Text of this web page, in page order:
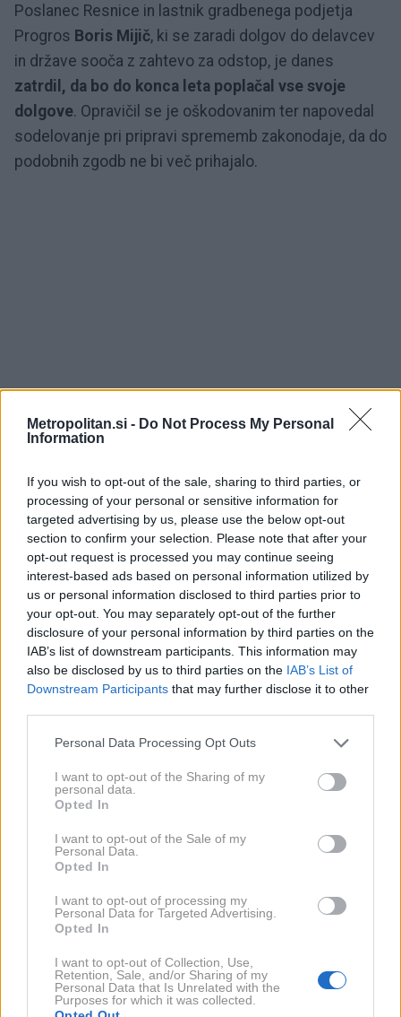
Metropolitan.si - Do Not Process My Personal
Information
If you wish to opt-out of the sale, sharing to third parties, or
processing of your personal or sensitive information for
targeted advertising by us, please use the below opt-out
section to confirm your selection. Please note that after your
opt-out request is processed you may continue seeing
interest-based ads based on personal information utilized by
us or personal information disclosed to third parties prior to
your opt-out. You may separately opt-out of the further
disclosure of your personal information by third parties on the
IAB’s list of downstream participants. This information may
also be disclosed by us to third parties on the IAB’s List of
Downstream Participants that may further disclose it to other
Please note that this website/app uses one or more Google
not limited to your visit or usage behaviour. You may click to
grant or deny consent to Google and its third-party tags to
use your data for below specified purposes in below Google
consent section.
Personal Data Processing Opt Outs
I want to opt-out of the Sharing of my
personal data.
Opted In
I want to opt-out of the Sale of my
Personal Data.
Opted In
I want to opt-out of processing my
Personal Data for Targeted Advertising.
Opted In
I want to opt-out of Collection, Use,
Retention, Sale, and/or Sharing of my
Personal Data that Is Unrelated with the
Purposes for which it was collected.
Poslanec Resnice in lastnik gradbenega podjetja
Progros Boris Mijič, ki se zaradi dolgov do delavcev
in države sooča z zahtevo za odstop, je danes
zatrdil, da bo do konca leta poplačal vse svoje
dolgove. Opravičil se je oškodovanim ter napovedal
sodelovanje pri pripravi sprememb zakonodaje, da do
podobnih zgodb ne bi več prihajalo.
Opravičil se je celotni Sloveniji
neporavnanih obveznosti več naročnikov in poslovnih
partnerjev znašlo v finančni stiski in nelikvidnosti.
Nepravilnosti v podjetju je ugotovil inšpektorat za
, znašlo se je tudi pod drobnogledom Komisije
prišla v javnost, je Mijič junija odstopil z mesta
direktorja, ostaja pa lastnik podjetja.
Po več tednih pozivov k odstopu z mesta poslanca je
Mijič pred novinarje stopil danes.Opravičil se je